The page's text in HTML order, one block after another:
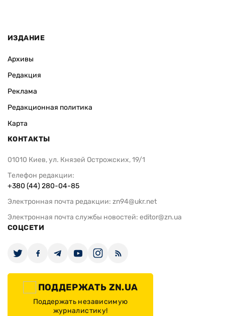
ИЗДАНИЕ
Архивы
Редакция
Реклама
Редакционная политика
Карта
КОНТАКТЫ
01010 Киев, ул. Князей Острожских, 19/1
Телефон редакции:
+380 (44) 280-04-85
Электронная почта редакции: zn94@ukr.net
Электронная почта службы новостей: editor@zn.ua
СОЦСЕТИ
ПОДДЕРЖАТЬ ZN.UA
Поддержать независимую
журналистику!